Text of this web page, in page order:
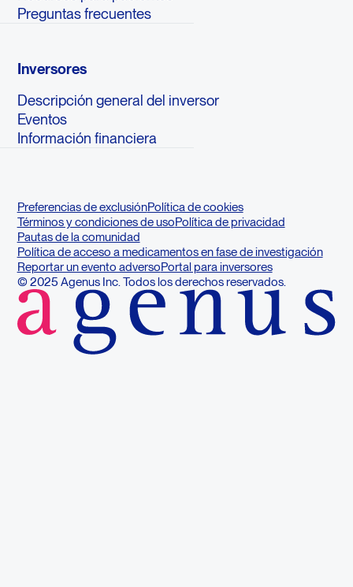
Preguntas frecuentes
Inversores
Descripción general del inversor
Eventos
Información financiera
Preferencias de exclusiónPolítica de cookies
Términos y condiciones de usoPolítica de privacidad
Pautas de la comunidad
Política de acceso a medicamentos en fase de investigación
Reportar un evento adversoPortal para inversores
© 2025 Agenus Inc. Todos los derechos reservados.